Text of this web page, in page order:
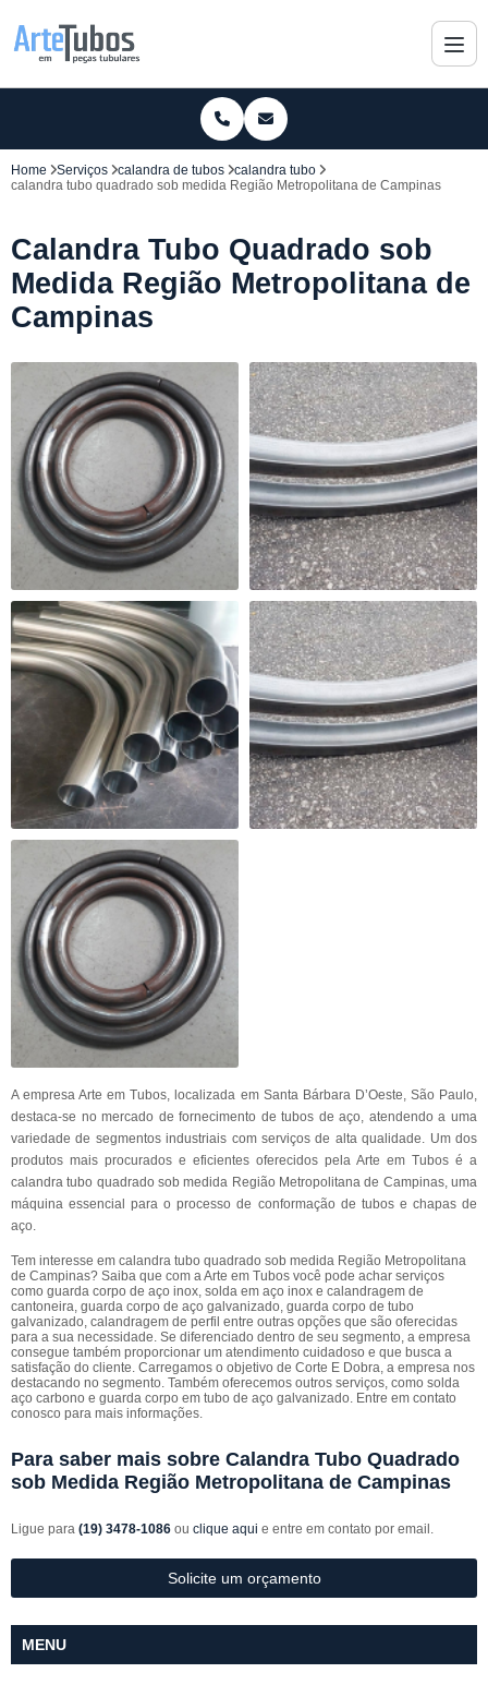
Home Serviços calandra de tubos
calandra tubo
calandra tubo quadrado sob medida Região Metropolitana de Campinas
Calandra Tubo Quadrado sob
Medida Região Metropolitana de
Campinas
A empresa Arte em Tubos, localizada em Santa Bárbara D’Oeste, São Paulo,
destaca-se no mercado de fornecimento de tubos de aço, atendendo a uma
variedade de segmentos industriais com serviços de alta qualidade. Um dos
produtos mais procurados e eficientes oferecidos pela Arte em Tubos é a
calandra tubo quadrado sob medida Região Metropolitana de Campinas, uma
máquina essencial para o processo de conformação de tubos e chapas de
aço.
Tem interesse em calandra tubo quadrado sob medida Região Metropolitana
de Campinas? Saiba que com a Arte em Tubos você pode achar serviços
como guarda corpo de aço inox, solda em aço inox e calandragem de
cantoneira, guarda corpo de aço galvanizado, guarda corpo de tubo
galvanizado, calandragem de perfil entre outras opções que são oferecidas
para a sua necessidade. Se diferenciado dentro de seu segmento, a empresa
consegue também proporcionar um atendimento cuidadoso e que busca a
satisfação do cliente. Carregamos o objetivo de Corte E Dobra, a empresa nos
destacando no segmento. Também oferecemos outros serviços, como solda
aço carbono e guarda corpo em tubo de aço galvanizado. Entre em contato
conosco para mais informações.
Para saber mais sobre Calandra Tubo Quadrado
sob Medida Região Metropolitana de Campinas
Ligue para (19) 3478-1086 ou clique aqui e entre em contato por email.
Solicite um orçamento
MENU